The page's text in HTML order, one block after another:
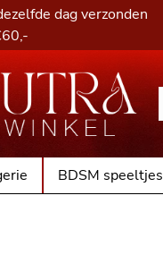
dag verzonden
BDSM speeltjes